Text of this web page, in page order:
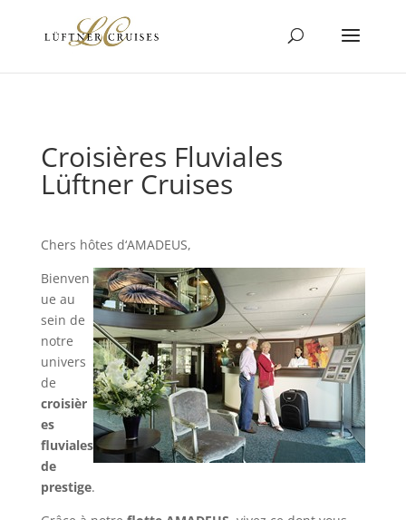
Croisières Fluviales
Lüftner Cruises
Chers hôtes d‘AMADEUS,
Bienven
ue au
sein de
notre
univers
de
croisièr
es
fluviales
de
prestige.